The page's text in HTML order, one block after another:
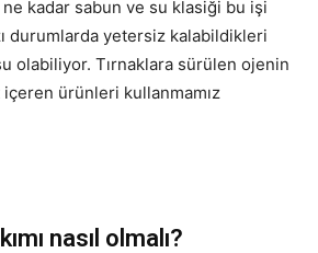
kadar sabun ve su klasiği bu işi
durumlarda yetersiz kalabildikleri
olabiliyor. Tırnaklara sürülen ojenin
ürünleri kullanmamız
nasıl olmalı?